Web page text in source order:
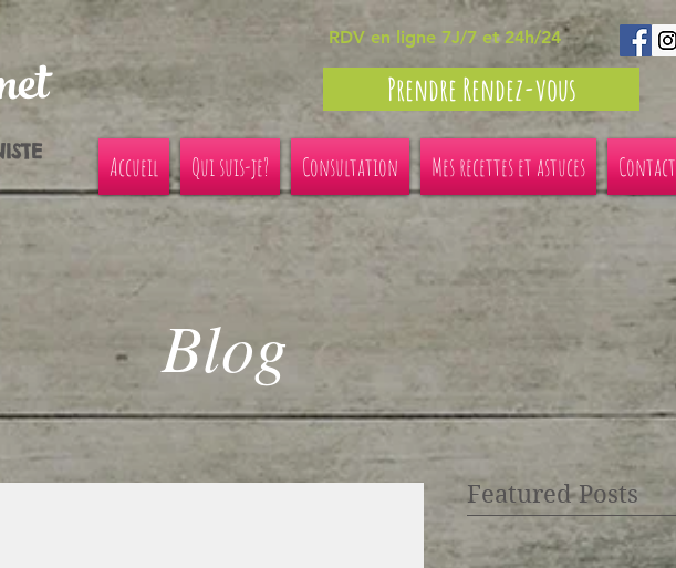
RDV en ligne 7J/7 et 24h/24
Prendre Rendez-vous
Accueil Qui suis-je? Consultation Mes recettes et astuces Contact
Blog
Featured Posts